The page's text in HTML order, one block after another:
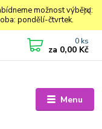
možnost výběru:
pondělí-čtvrtek.
Menu
0 ks
za 0,00 Kč